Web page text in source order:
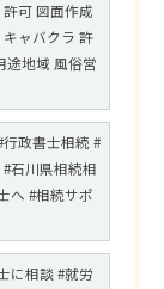
可 図面作成
ャバクラ 許
途地域 風俗営
政書士相続 #
石川県相続相
へ #相続サポ
に相談 #就労